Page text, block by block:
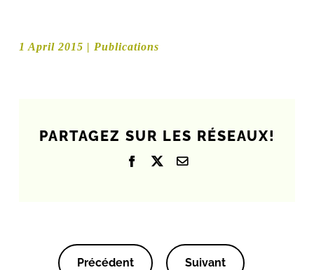
1 April 2015 | Publications
PARTAGEZ SUR LES RÉSEAUX!
Facebook Email
Précédent Suivant